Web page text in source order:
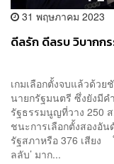
31 พฤษภาคม 2023
ดีลรัก ดีลรบ วิบากกร
เกมเลือกตั้งจบแล้วด้วย
นายกรัฐมนตรี ซึ่งยังมีค
รัฐธรรมนูญที่วาง 250
ชนะการเลือกตั้งสองอั
รัฐสภาหรือ 376 เสียง
ลลับ’ มาก...